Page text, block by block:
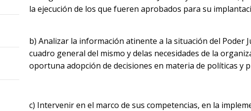
la ejecución de los que fueren aprobados para su
b) Analizar la información atinente a la situación del Poder
cuadro general del mismo y delas necesidades de la
oportuna adopción de decisiones en materia de políticas y
c) Intervenir en el marco de sus competencias, en la